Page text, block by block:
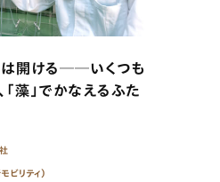
開ける──いくつも
藻」でかなえるふた
ビリティ）